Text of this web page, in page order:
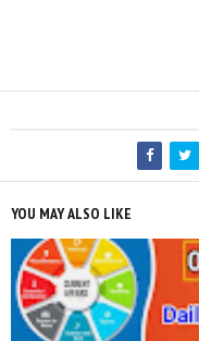
YOU MAY ALSO LIKE